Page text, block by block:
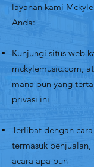
layanan kami
Anda:
Kunjungi situs web
mckylemusic.com,
mana pun yang
privasi ini
Terlibat dengan
termasuk
acara apa pun